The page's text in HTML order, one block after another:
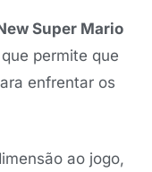
Super Mario
permite que
enfrentar os
ao jogo,